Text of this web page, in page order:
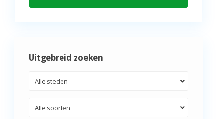
Uitgebreid zoeken
Alle steden
Alle soorten